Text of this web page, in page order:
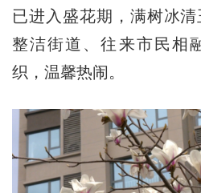
已进入盛花期，满树冰
整洁街道、往来市民相
织，温馨热闹。